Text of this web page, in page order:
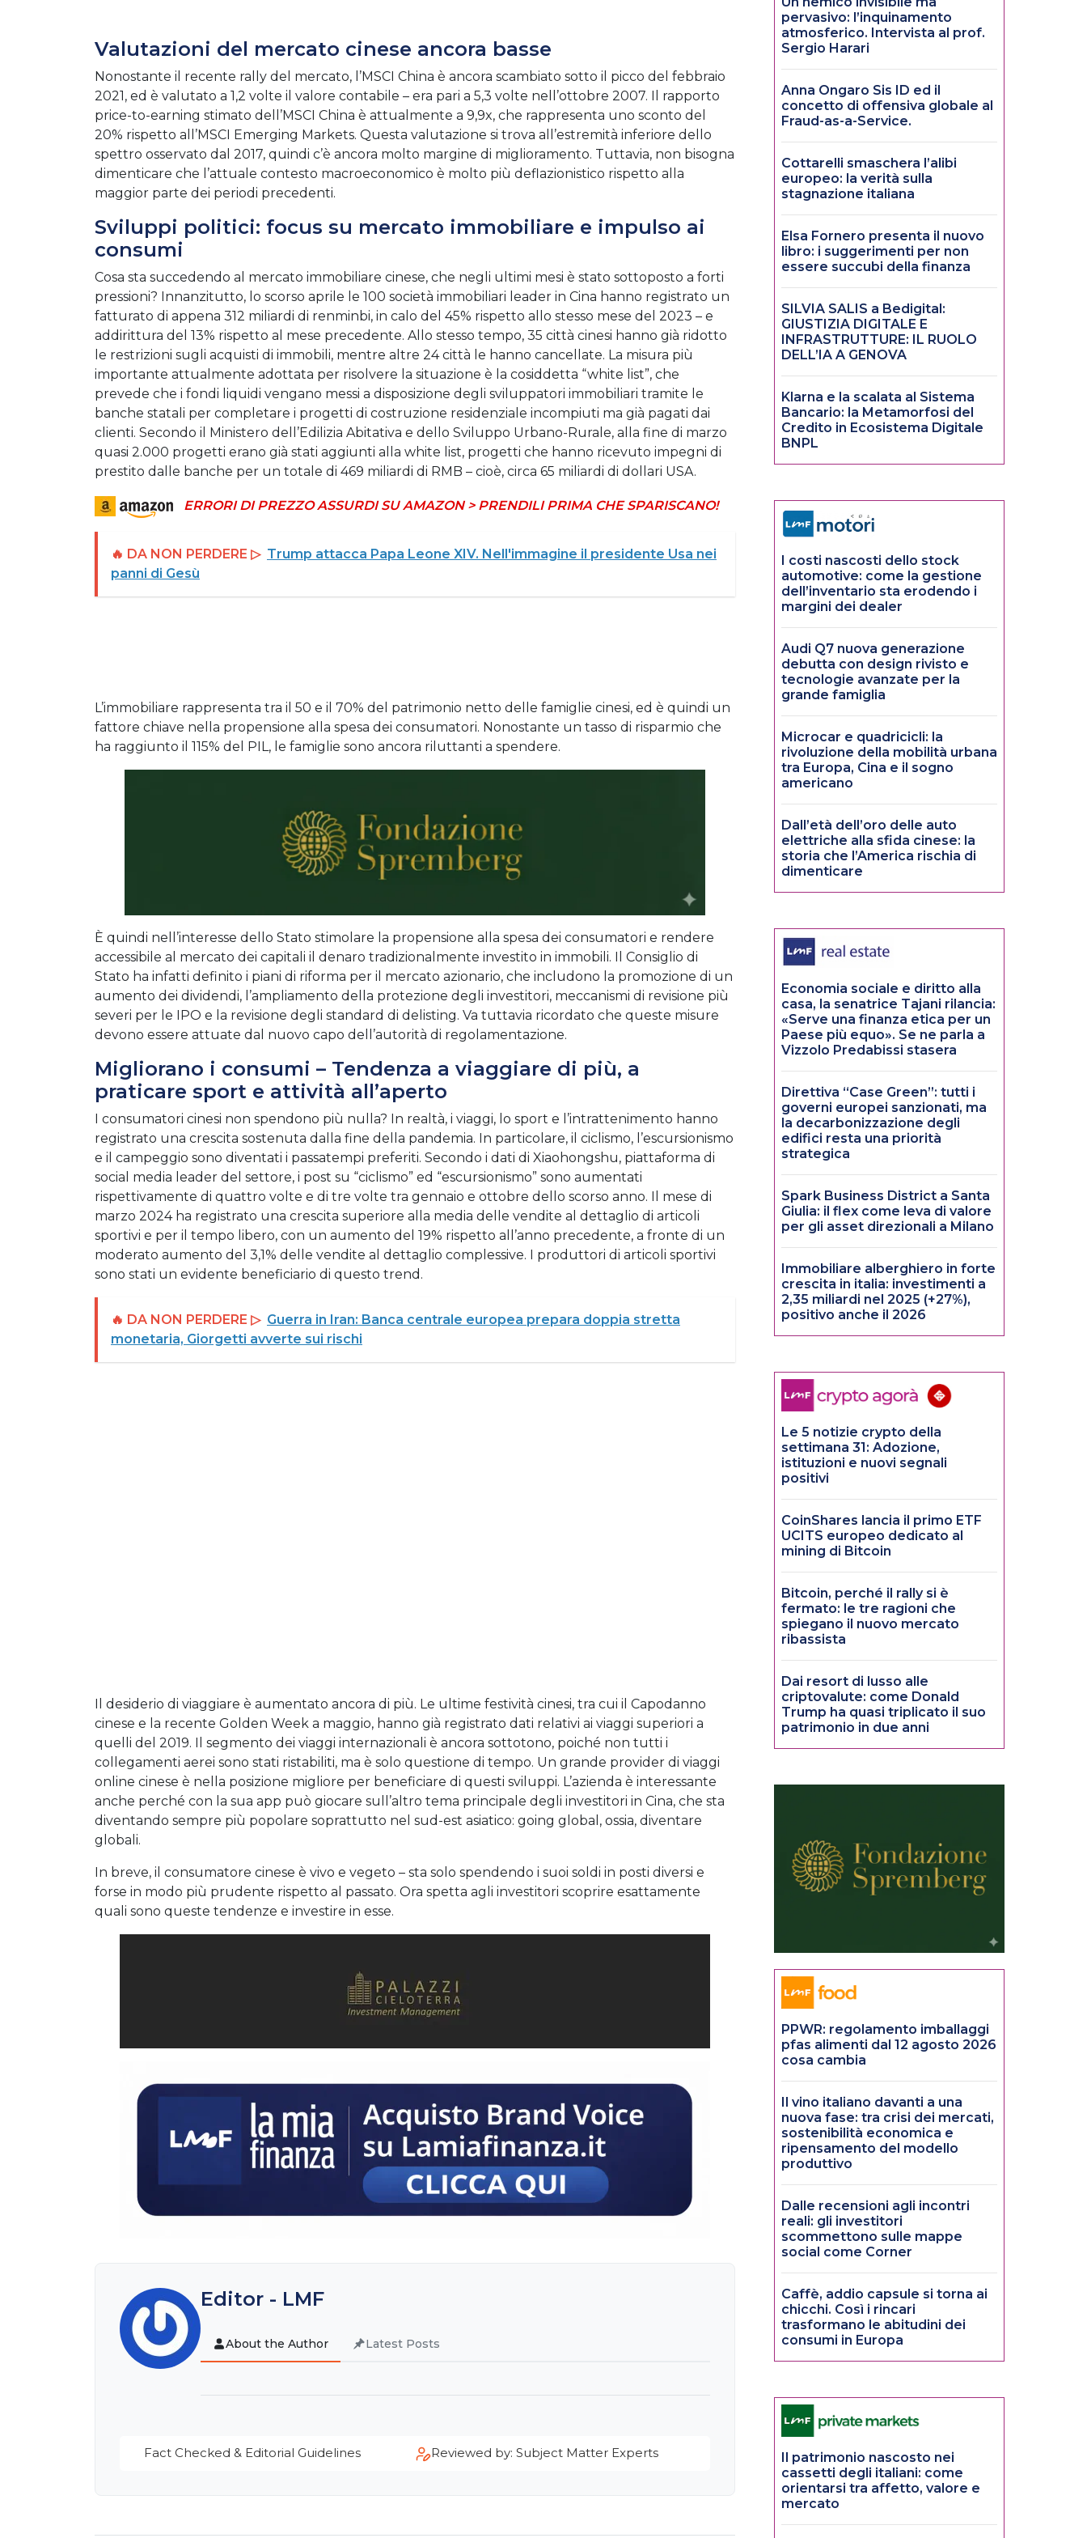
Valutazioni del mercato cinese ancora basse
Nonostante il recente rally del mercato, l’MSCI China è ancora scambiato sotto il picco del febbraio
2021, ed è valutato a 1,2 volte il valore contabile – era pari a 5,3 volte nell’ottobre 2007. Il rapporto
price-to-earning stimato dell’MSCI China è attualmente a 9,9x, che rappresenta uno sconto del
20% rispetto all’MSCI Emerging Markets. Questa valutazione si trova all’estremità inferiore dello
spettro osservato dal 2017, quindi c’è ancora molto margine di miglioramento. Tuttavia, non bisogna
dimenticare che l’attuale contesto macroeconomico è molto più deflazionistico rispetto alla
maggior parte dei periodi precedenti.
Sviluppi politici: focus su mercato immobiliare e impulso ai
consumi
Cosa sta succedendo al mercato immobiliare cinese, che negli ultimi mesi è stato sottoposto a forti
pressioni? Innanzitutto, lo scorso aprile le 100 società immobiliari leader in Cina hanno registrato un
fatturato di appena 312 miliardi di renminbi, in calo del 45% rispetto allo stesso mese del 2023 – e
addirittura del 13% rispetto al mese precedente. Allo stesso tempo, 35 città cinesi hanno già ridotto
le restrizioni sugli acquisti di immobili, mentre altre 24 città le hanno cancellate. La misura più
importante attualmente adottata per risolvere la situazione è la cosiddetta “white list”, che
prevede che i fondi liquidi vengano messi a disposizione degli sviluppatori immobiliari tramite le
banche statali per completare i progetti di costruzione residenziale incompiuti ma già pagati dai
clienti. Secondo il Ministero dell’Edilizia Abitativa e dello Sviluppo Urbano-Rurale, alla fine di marzo
quasi 2.000 progetti erano già stati aggiunti alla white list, progetti che hanno ricevuto impegni di
prestito dalle banche per un totale di 469 miliardi di RMB – cioè, circa 65 miliardi di dollari USA.
ERRORI DI PREZZO ASSURDI SU AMAZON > PRENDILI PRIMA CHE SPARISCANO!
🔥 DA NON PERDERE ▷ Trump attacca Papa Leone XIV. Nell'immagine il presidente Usa nei
panni di Gesù
L’immobiliare rappresenta tra il 50 e il 70% del patrimonio netto delle famiglie cinesi, ed è quindi un
fattore chiave nella propensione alla spesa dei consumatori. Nonostante un tasso di risparmio che
ha raggiunto il 115% del PIL, le famiglie sono ancora riluttanti a spendere.
È quindi nell’interesse dello Stato stimolare la propensione alla spesa dei consumatori e rendere
accessibile al mercato dei capitali il denaro tradizionalmente investito in immobili. Il Consiglio di
Stato ha infatti definito i piani di riforma per il mercato azionario, che includono la promozione di un
aumento dei dividendi, l’ampliamento della protezione degli investitori, meccanismi di revisione più
severi per le IPO e la revisione degli standard di delisting. Va tuttavia ricordato che queste misure
devono essere attuate dal nuovo capo dell’autorità di regolamentazione.
Migliorano i consumi – Tendenza a viaggiare di più, a
praticare sport e attività all’aperto
I consumatori cinesi non spendono più nulla? In realtà, i viaggi, lo sport e l’intrattenimento hanno
registrato una crescita sostenuta dalla fine della pandemia. In particolare, il ciclismo, l’escursionismo
e il campeggio sono diventati i passatempi preferiti. Secondo i dati di Xiaohongshu, piattaforma di
social media leader del settore, i post su “ciclismo” ed “escursionismo” sono aumentati
rispettivamente di quattro volte e di tre volte tra gennaio e ottobre dello scorso anno. Il mese di
marzo 2024 ha registrato una crescita superiore alla media delle vendite al dettaglio di articoli
sportivi e per il tempo libero, con un aumento del 19% rispetto all’anno precedente, a fronte di un
moderato aumento del 3,1% delle vendite al dettaglio complessive. I produttori di articoli sportivi
sono stati un evidente beneficiario di questo trend.
🔥 DA NON PERDERE ▷ Guerra in Iran: Banca centrale europea prepara doppia stretta
monetaria, Giorgetti avverte sui rischi
Il desiderio di viaggiare è aumentato ancora di più. Le ultime festività cinesi, tra cui il Capodanno
cinese e la recente Golden Week a maggio, hanno già registrato dati relativi ai viaggi superiori a
quelli del 2019. Il segmento dei viaggi internazionali è ancora sottotono, poiché non tutti i
collegamenti aerei sono stati ristabiliti, ma è solo questione di tempo. Un grande provider di viaggi
online cinese è nella posizione migliore per beneficiare di questi sviluppi. L’azienda è interessante
anche perché con la sua app può giocare sull’altro tema principale degli investitori in Cina, che sta
diventando sempre più popolare soprattutto nel sud-est asiatico: going global, ossia, diventare
globali.
In breve, il consumatore cinese è vivo e vegeto – sta solo spendendo i suoi soldi in posti diversi e
forse in modo più prudente rispetto al passato. Ora spetta agli investitori scoprire esattamente
quali sono queste tendenze e investire in esse.
Editor - LMF
About the Author Latest Posts
Fact Checked & Editorial Guidelines Reviewed by: Subject Matter Experts
pervasivo: l’inquinamento
atmosferico. Intervista al prof.
Sergio Harari
Anna Ongaro Sis ID ed il
concetto di offensiva globale al
Fraud-as-a-Service.
Cottarelli smaschera l’alibi
europeo: la verità sulla
stagnazione italiana
Elsa Fornero presenta il nuovo
libro: i suggerimenti per non
essere succubi della finanza
SILVIA SALIS a Bedigital:
GIUSTIZIA DIGITALE E
INFRASTRUTTURE: IL RUOLO
DELL’IA A GENOVA
Klarna e la scalata al Sistema
Bancario: la Metamorfosi del
Credito in Ecosistema Digitale
BNPL
I costi nascosti dello stock
automotive: come la gestione
dell’inventario sta erodendo i
margini dei dealer
Audi Q7 nuova generazione
debutta con design rivisto e
tecnologie avanzate per la
grande famiglia
Microcar e quadricicli: la
rivoluzione della mobilità urbana
tra Europa, Cina e il sogno
americano
Dall’età dell’oro delle auto
elettriche alla sfida cinese: la
storia che l’America rischia di
dimenticare
Economia sociale e diritto alla
casa, la senatrice Tajani rilancia:
«Serve una finanza etica per un
Paese più equo». Se ne parla a
Vizzolo Predabissi stasera
Direttiva “Case Green”: tutti i
governi europei sanzionati, ma
la decarbonizzazione degli
edifici resta una priorità
strategica
Spark Business District a Santa
Giulia: il flex come leva di valore
per gli asset direzionali a Milano
Immobiliare alberghiero in forte
crescita in italia: investimenti a
2,35 miliardi nel 2025 (+27%),
positivo anche il 2026
Le 5 notizie crypto della
settimana 31: Adozione,
istituzioni e nuovi segnali
positivi
CoinShares lancia il primo ETF
UCITS europeo dedicato al
mining di Bitcoin
Bitcoin, perché il rally si è
fermato: le tre ragioni che
spiegano il nuovo mercato
ribassista
Dai resort di lusso alle
criptovalute: come Donald
Trump ha quasi triplicato il suo
patrimonio in due anni
PPWR: regolamento imballaggi
pfas alimenti dal 12 agosto 2026
cosa cambia
Il vino italiano davanti a una
nuova fase: tra crisi dei mercati,
sostenibilità economica e
ripensamento del modello
produttivo
Dalle recensioni agli incontri
reali: gli investitori
scommettono sulle mappe
social come Corner
Caffè, addio capsule si torna ai
chicchi. Così i rincari
trasformano le abitudini dei
consumi in Europa
Il patrimonio nascosto nei
cassetti degli italiani: come
orientarsi tra affetto, valore e
mercato